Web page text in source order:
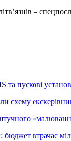
–
та пускові
схему
бюджет втрачає